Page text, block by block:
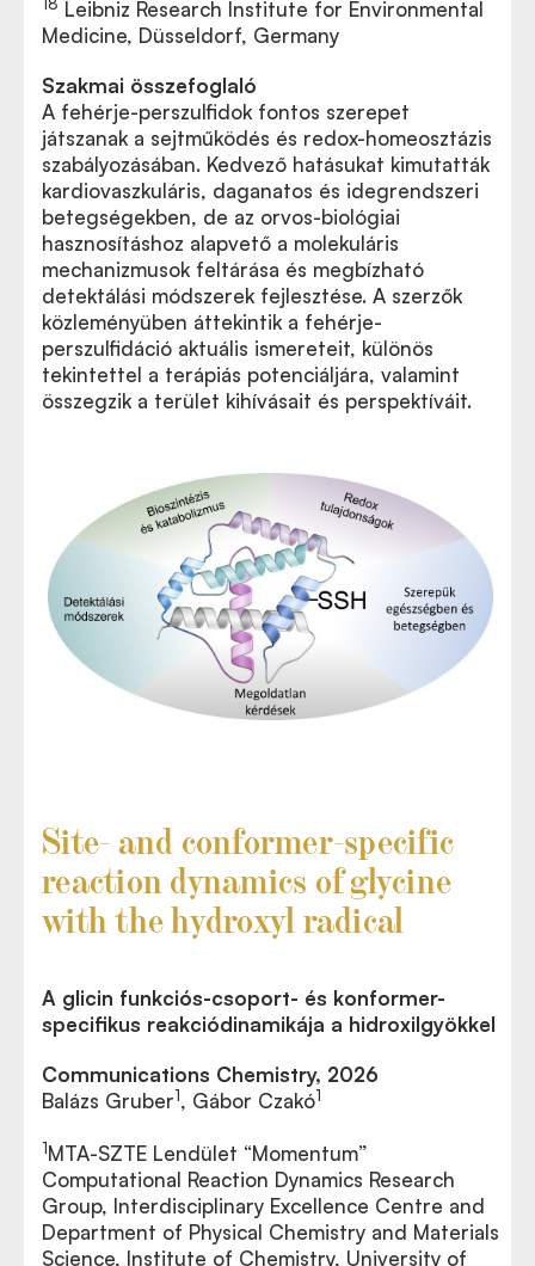
Leibniz Research Institute for Environmental
Medicine, Düsseldorf, Germany
Szakmai összefoglaló
A fehérje-perszulfidok fontos szerepet
játszanak a sejtműködés és redox-homeosztázis
szabályozásában. Kedvező hatásukat kimutatták
kardiovaszkuláris, daganatos és idegrendszeri
betegségekben, de az orvos-biológiai
hasznosításhoz alapvető a molekuláris
mechanizmusok feltárása és megbízható
detektálási módszerek fejlesztése. A szerzők
közleményüben áttekintik a fehérje-
perszulfidáció aktuális ismereteit, különös
tekintettel a terápiás potenciáljára, valamint
összegzik a terület kihívásait és perspektíváit.
Site- and conformer-specific
reaction dynamics of glycine
with the hydroxyl radical
A glicin funkciós-csoport- és konformer-
specifikus reakciódinamikája a hidroxilgyökkel
Communications Chemistry, 2026
Balázs Gruber1, Gábor Czakó1
1MTA-SZTE Lendület “Momentum”
Computational Reaction Dynamics Research
Group, Interdisciplinary Excellence Centre and
Department of Physical Chemistry and Materials
Science, Institute of Chemistry, University of